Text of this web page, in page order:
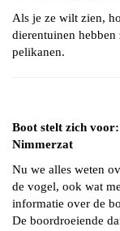
Als je ze wilt zien,
dierentuinen
pelikanen.
Boot stelt zich voor:
Nimmerzat
Nu we alles weten
de vogel, ook wat
informatie over de
De boordroeiende